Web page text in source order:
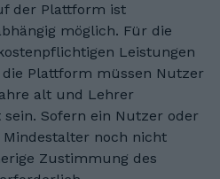
der Plattform ist
möglich. Für die
Leistungen
Plattform müssen Nutzer
alt und Lehrer
Sofern ein Nutzer oder
noch nicht
Zustimmung des